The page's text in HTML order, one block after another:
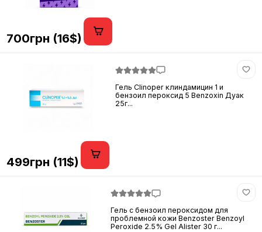
700грн (16$)
Гель Clinoper клиндамицин 1 и
бензоил пероксид 5 Benzoxin Дуак
25г...
499грн (11$)
Гель с бензоил пероксидом для
проблемной кожи Benzoster Benzoyl
Peroxide 2.5% Gel Alister 30 г...